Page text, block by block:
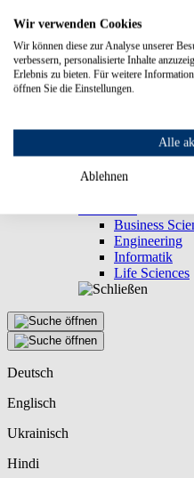
Organisation
Rektorat
Hochschulrat
Senat
Career Center
Beauftragte
Personalrat
Verfasste
Business
Engineering
Informatik
Life Sciences
Deutsch
Englisch
Ukrainisch
Hindi
Wir verwenden Cookies
Wir können diese zur Analyse unserer
verbessern, personalisierte Inhalte
Erlebnis zu bieten. Für weitere
öffnen Sie die Einstellungen.
Alle
Ablehnen